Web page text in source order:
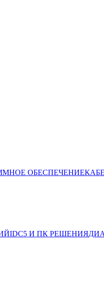
ОБЕСПЕЧЕНИЕ
IDC5 И ПК РЕШЕНИЯ